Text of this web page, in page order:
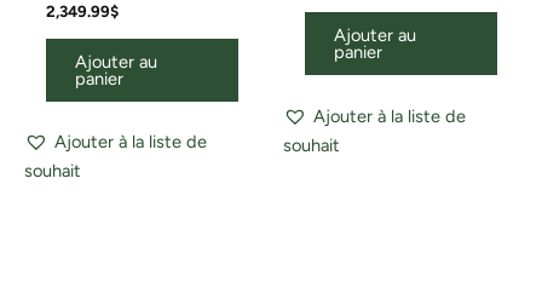
2,349.99$
Ajouter au
panier
Ajouter à la liste de
souhait
Ajouter au
panier
Ajouter à la liste de
souhait